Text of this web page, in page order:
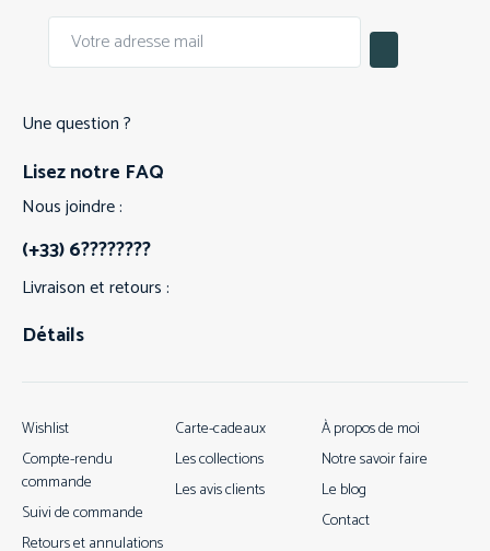
Une question ?
Lisez notre FAQ
Nous joindre :
(+33) 6????????
Livraison et retours :
Détails
À propos de moi
Notre savoir faire
Le blog
Contact
Carte-cadeaux
Les collections
Les avis clients
Wishlist
Compte-rendu
commande
Suivi de commande
Retours et annulations